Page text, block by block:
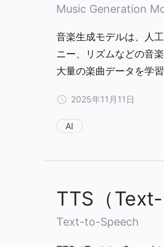
Music Generation
音楽生成モデルは、人
ニー、リズムなどの音
大量の楽曲データを学
2025年11月11日
AI
TTS（
Text-to-Speech